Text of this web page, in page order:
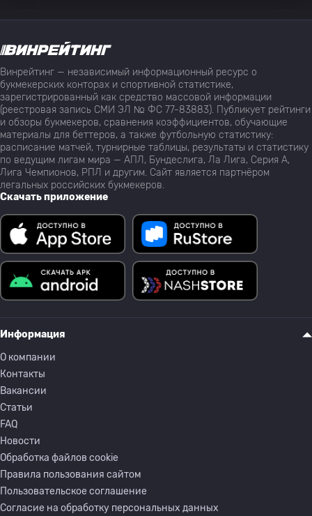
Винрейтинг — независимый информационный ресурс о
букмекерских конторах и спортивной статистике,
зарегистрированный как средство массовой информации
(реестровая запись СМИ ЭЛ № ФС 77-83883). Публикует рейтинги
и обзоры букмекеров, сравнения коэффициентов, обучающие
материалы для беттеров, а также футбольную статистику:
расписание матчей, турнирные таблицы, результаты и статистику
по ведущим лигам мира — АПЛ, Бундеслига, Ла Лига, Серия А,
Лига Чемпионов, РПЛ и другим. Сайт является партнёром
легальных российских букмекеров.
Скачать приложение
Информация
О компании
Контакты
Вакансии
Статьи
FAQ
Новости
Обработка файлов cookie
Правила пользования сайтом
Пользовательское соглашение
Согласие на обработку персональных данных